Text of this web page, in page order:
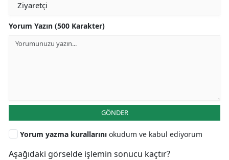
Yorum Yazın (500 Karakter)
GÖNDER
Yorum yazma kurallarını okudum ve kabul ediyorum
Aşağıdaki görselde işlemin sonucu kaçtır?